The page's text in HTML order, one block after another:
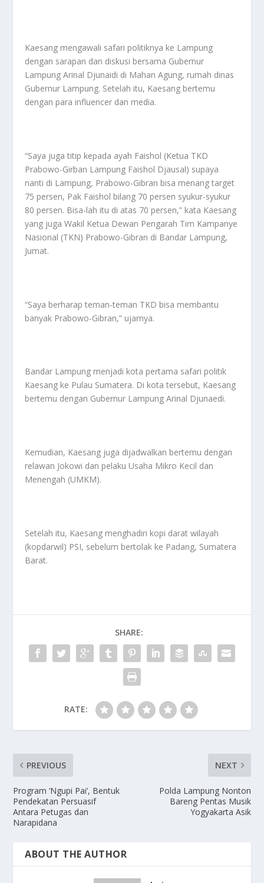
Kaesang mengawali safari politiknya ke Lampung
dengan sarapan dan diskusi bersama Gubernur
Lampung Arinal Djunaidi di Mahan Agung, rumah dinas
Gubernur Lampung. Setelah itu, Kaesang bertemu
dengan para influencer dan media.
“Saya juga titip kepada ayah Faishol (Ketua TKD
Prabowo-Girban Lampung Faishol Djausal) supaya
nanti di Lampung, Prabowo-Gibran bisa menang target
75 persen, Pak Faishol bilang 70 persen syukur-syukur
80 persen. Bisa-lah itu di atas 70 persen,” kata Kaesang
yang juga Wakil Ketua Dewan Pengarah Tim Kampanye
Nasional (TKN) Prabowo-Gibran di Bandar Lampung,
Jumat.
“Saya berharap teman-teman TKD bisa membantu
banyak Prabowo-Gibran,” ujarnya.
Bandar Lampung menjadi kota pertama safari politik
Kaesang ke Pulau Sumatera. Di kota tersebut, Kaesang
bertemu dengan Gubernur Lampung Arinal Djunaedi.
Kemudian, Kaesang juga dijadwalkan bertemu dengan
relawan Jokowi dan pelaku Usaha Mikro Kecil dan
Menengah (UMKM).
Setelah itu, Kaesang menghadiri kopi darat wilayah
(kopdarwil) PSI, sebelum bertolak ke Padang, Sumatera
Barat.
SHARE:
RATE:
PREVIOUS
Program ‘Ngupi Pai’, Bentuk
Pendekatan Persuasif
Antara Petugas dan
Narapidana
NEXT
Polda Lampung Nonton
Bareng Pentas Musik
Yogyakarta Asik
ABOUT THE AUTHOR